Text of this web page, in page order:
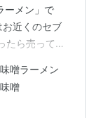
ーメン」で
近くのセブ
たら売ってた
ょう。 中身
肉そぼろが
います。麺
噌ラーメン
噌